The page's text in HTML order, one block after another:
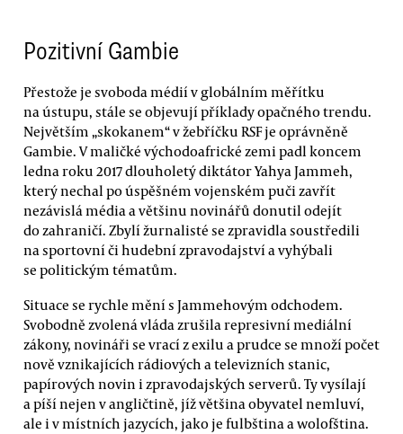
Pozitivní Gambie
Přestože je svoboda médií v globálním měřítku
na ústupu, stále se objevují příklady opačného trendu.
Největším „skokanem“ v žebříčku RSF je oprávněně
Gambie. V maličké východoafrické zemi padl koncem
ledna roku 2017 dlouholetý diktátor Yahya Jammeh,
který nechal po úspěšném vojenském puči zavřít
nezávislá média a většinu novinářů donutil odejít
do zahraničí. Zbylí žurnalisté se zpravidla soustředili
na sportovní či hudební zpravodajství a vyhýbali
se politickým tématům.
Situace se rychle mění s Jammehovým odchodem.
Svobodně zvolená vláda zrušila represivní mediální
zákony, novináři se vrací z exilu a prudce se množí počet
nově vznikajících rádiových a televizních stanic,
papírových novin i zpravodajských serverů. Ty vysílají
a píší nejen v angličtině, jíž většina obyvatel nemluví,
ale i v místních jazycích, jako je fulbština a wolofština.